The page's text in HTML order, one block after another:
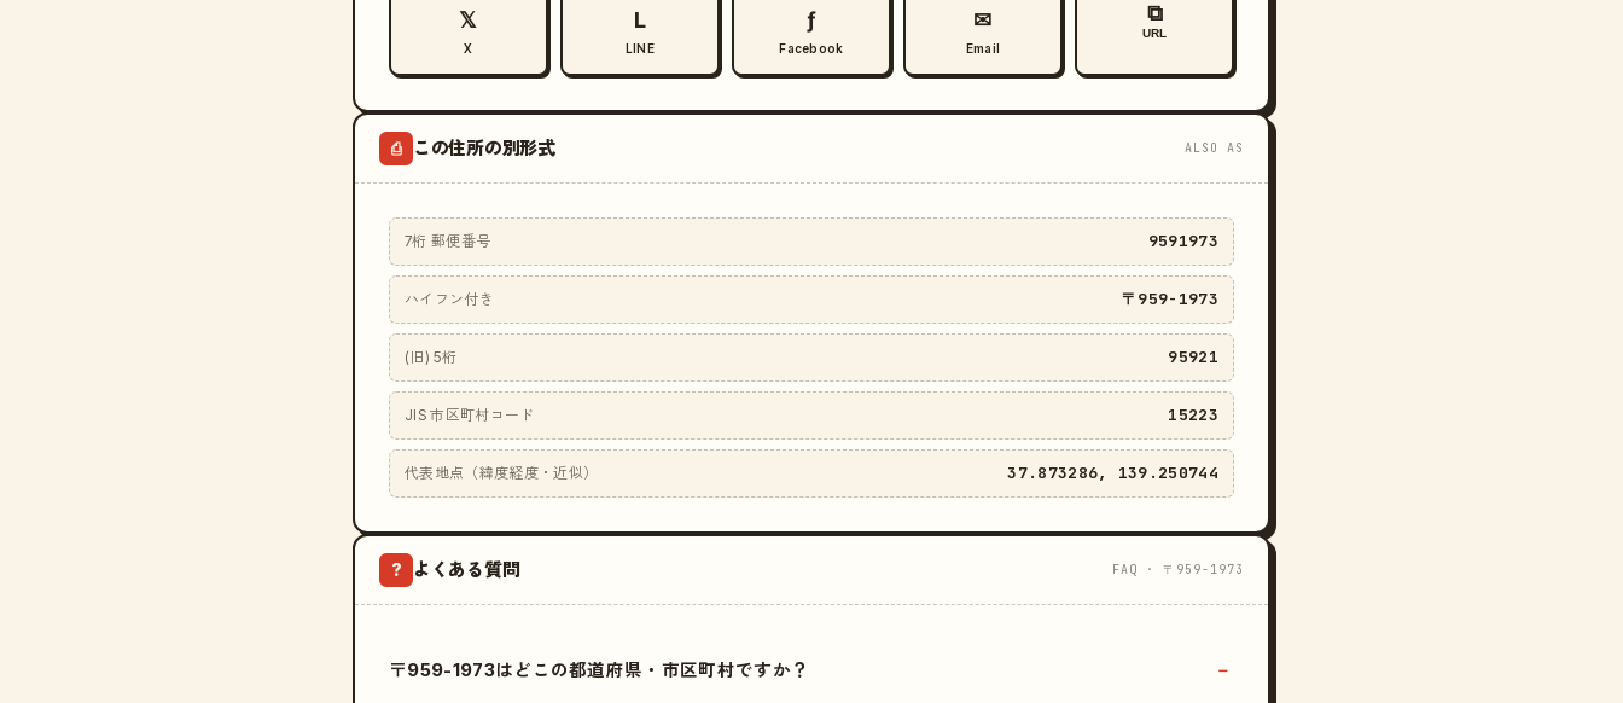
𝕏
X
L
LINE
ƒ
Facebook
✉
Email
⧉
URL
⎙ この住所の別形式 ALSO AS
7桁 郵便番号 9591973
ハイフン付き 〒959-1973
(旧) 5桁 95921
JIS 市区町村コード 15223
代表地点（緯度経度・近似） 37.873286, 139.250744
? よくある質問 FAQ · 〒959-1973
〒959-1973はどこの都道府県・市区町村ですか？